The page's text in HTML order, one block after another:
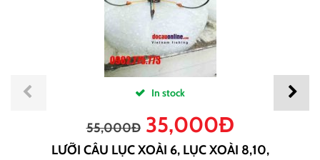
In stock
55,000Đ 35,000Đ
LƯỠI CÂU LỤC XOÀI 6, LỤC XOÀI 8,10,